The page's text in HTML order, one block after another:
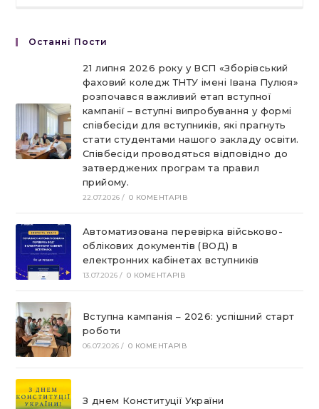
Останні Пости
21 липня 2026 року у ВСП «Зборівський
фаховий коледж ТНТУ імені Івана Пулюя»
розпочався важливий етап вступної
кампанії – вступні випробування у формі
співбесіди для вступників, які прагнуть
стати студентами нашого закладу освіти.
Співбесіди проводяться відповідно до
затверджених програм та правил
прийому.
22.07.2026 / 0 КОМЕНТАРІВ
Автоматизована перевірка військово-
облікових документів (ВОД) в
електронних кабінетах вступників
13.07.2026 / 0 КОМЕНТАРІВ
Вступна кампанія – 2026: успішний старт
роботи
06.07.2026 / 0 КОМЕНТАРІВ
З днем Конституції України